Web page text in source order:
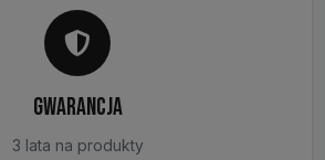
GWARANCJA
3 lata na produkty